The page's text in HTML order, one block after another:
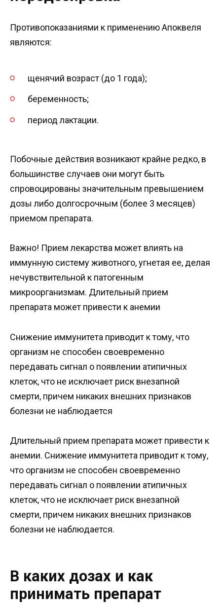
Противопоказаниями к применению Апоквеля
являются:
щенячий возраст (до 1 года);
беременность;
период лактации.
Побочные действия возникают крайне редко, в
большинстве случаев они могут быть
спровоцированы значительным превышением
дозы либо долгосрочным (более 3 месяцев)
приемом препарата.
Важно! Прием лекарства может влиять на
иммунную систему животного, угнетая ее, делая
нечувствительной к патогенным
микроорганизмам. Длительный прием
препарата может привести к анемии
Снижение иммунитета приводит к тому, что
организм не способен своевременно
передавать сигнал о появлении атипичных
клеток, что не исключает риск внезапной
смерти, причем никаких внешних признаков
болезни не наблюдается
Длительный прием препарата может привести к
анемии. Снижение иммунитета приводит к тому,
что организм не способен своевременно
передавать сигнал о появлении атипичных
клеток, что не исключает риск внезапной
смерти, причем никаких внешних признаков
болезни не наблюдается.
В каких дозах и как
принимать препарат